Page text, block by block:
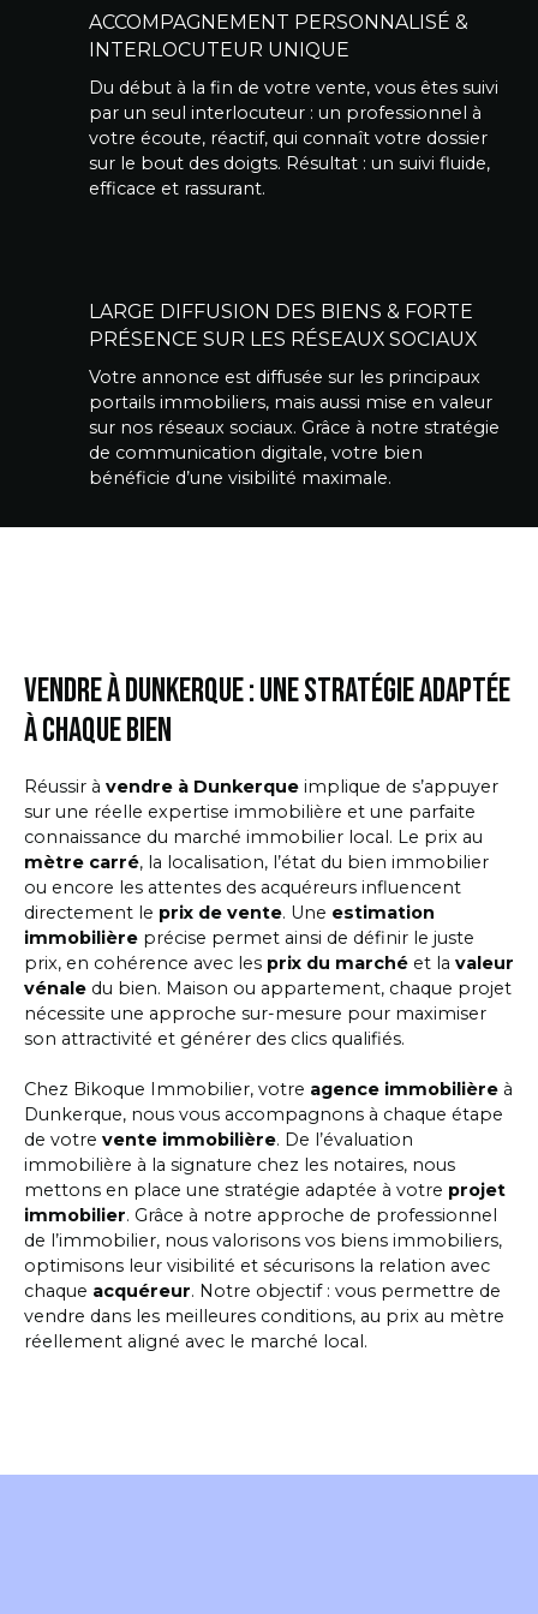
ACCOMPAGNEMENT PERSONNALISÉ &
INTERLOCUTEUR UNIQUE
Du début à la fin de votre vente, vous êtes suivi
par un seul interlocuteur : un professionnel à
votre écoute, réactif, qui connaît votre dossier
sur le bout des doigts. Résultat : un suivi fluide,
efficace et rassurant.
LARGE DIFFUSION DES BIENS & FORTE
PRÉSENCE SUR LES RÉSEAUX SOCIAUX
Votre annonce est diffusée sur les principaux
portails immobiliers, mais aussi mise en valeur
sur nos réseaux sociaux. Grâce à notre stratégie
de communication digitale, votre bien
bénéficie d’une visibilité maximale.
Vendre à Dunkerque : une stratégie adaptée
à chaque bien
Réussir à vendre à Dunkerque implique de s’appuyer
sur une réelle expertise immobilière et une parfaite
connaissance du marché immobilier local. Le prix au
mètre carré, la localisation, l’état du bien immobilier
ou encore les attentes des acquéreurs influencent
directement le prix de vente. Une estimation
immobilière précise permet ainsi de définir le juste
prix, en cohérence avec les prix du marché et la valeur
vénale du bien. Maison ou appartement, chaque projet
nécessite une approche sur-mesure pour maximiser
son attractivité et générer des clics qualifiés.
Chez Bikoque Immobilier, votre agence immobilière à
Dunkerque, nous vous accompagnons à chaque étape
de votre vente immobilière. De l’évaluation
immobilière à la signature chez les notaires, nous
mettons en place une stratégie adaptée à votre projet
immobilier. Grâce à notre approche de professionnel
de l’immobilier, nous valorisons vos biens immobiliers,
optimisons leur visibilité et sécurisons la relation avec
chaque acquéreur. Notre objectif : vous permettre de
vendre dans les meilleures conditions, au prix au mètre
réellement aligné avec le marché local.